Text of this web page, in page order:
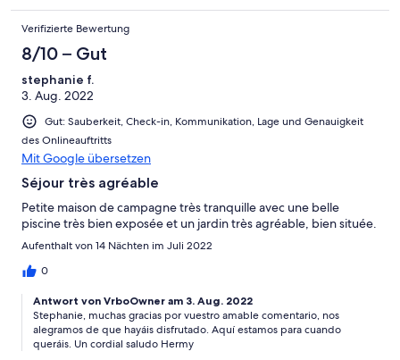
Verifizierte Bewertung
8/10 – Gut
stephanie f.
3. Aug. 2022
Gut: Sauberkeit, Check-in, Kommunikation, Lage und Genauigkeit
des Onlineauftritts
Mit Google übersetzen
Séjour très agréable
Petite maison de campagne très tranquille avec une belle
piscine très bien exposée et un jardin très agréable, bien située.
Aufenthalt von 14 Nächten im Juli 2022
0
Antwort von VrboOwner am 3. Aug. 2022
Stephanie, muchas gracias por vuestro amable comentario, nos
alegramos de que hayáis disfrutado. Aquí estamos para cuando
queráis. Un cordial saludo Hermy